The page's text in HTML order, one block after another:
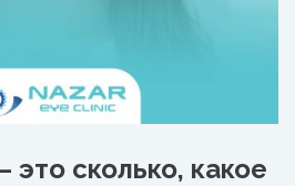
это сколько, какое